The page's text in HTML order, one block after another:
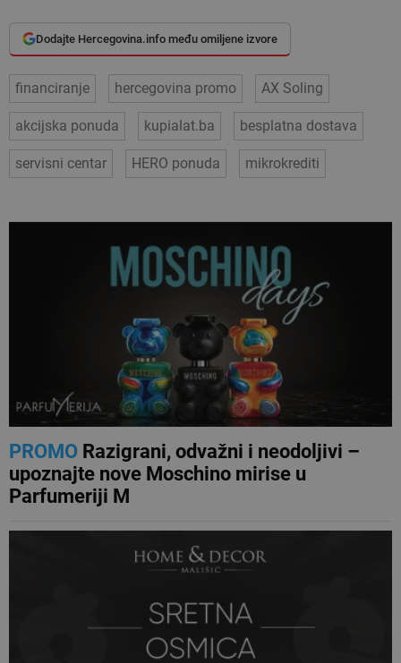
Dodajte Hercegovina.info među omiljene izvore
financiranje hercegovina promo AX Soling
akcijska ponuda kupialat.ba besplatna dostava
servisni centar HERO ponuda mikrokrediti
PROMORazigrani, odvažni i neodoljivi –
upoznajte nove Moschino mirise u
Parfumeriji M